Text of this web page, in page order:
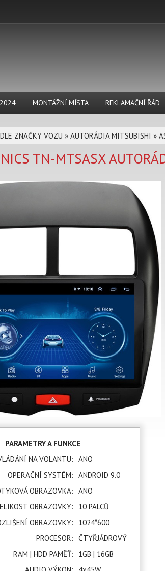
2024 MONTÁŽNÍ MÍSTA REKLAMAČNÍ ŘÁD
ZNAČKY VOZU » AUTORÁDIA MITSUBISHI »
TN-MTSASX
PARAMETRY A FUNKCE
NA VOLANTU: ANO
OPERAČNÍ SYSTÉM: ANDROID 9.0
OBRAZOVKA: ANO
OBRAZOVKY:
10 PALCŮ
OBRAZOVKY:
1024*600
PROCESOR: ČTYŘJÁDROVÝ
RAM | HDD PAMĚŤ:
1GB | 16GB